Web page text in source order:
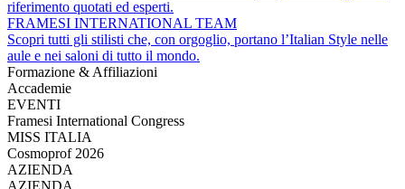
riferimento quotati ed esperti.
FRAMESI INTERNATIONAL TEAM
Scopri tutti gli stilisti che, con orgoglio, portano l’Italian Style nelle
aule e nei saloni di tutto il mondo.
Formazione & Affiliazioni
Accademie
EVENTI
Framesi International Congress
MISS ITALIA
Cosmoprof 2026
AZIENDA
AZIENDA